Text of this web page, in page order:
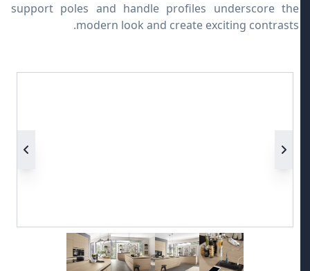
support poles and handle profiles underscore the
modern look and create exciting contrasts.